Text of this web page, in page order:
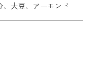
大豆、アーモンド